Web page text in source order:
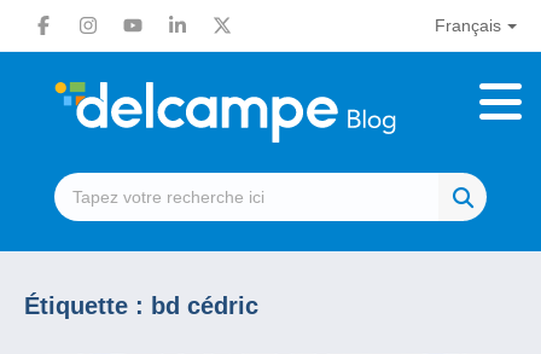
Français
Étiquette : bd cédric